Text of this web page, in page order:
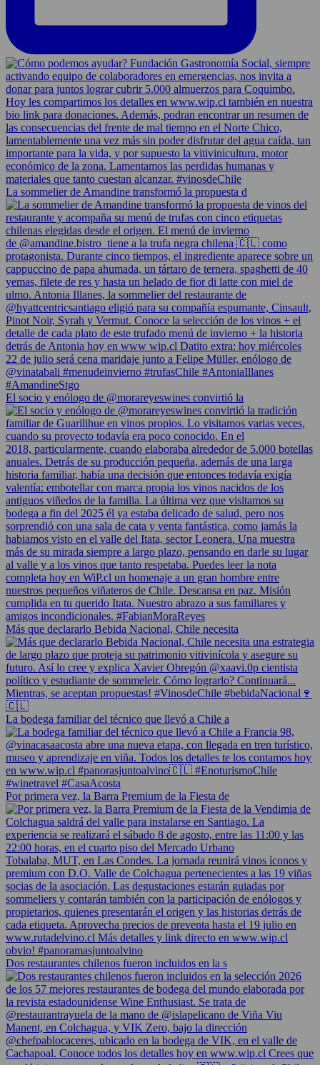
La sommelier de Amandine transformó la propuesta d
El socio y enólogo de @morareyeswines convirtió la
Más que declararlo Bebida Nacional, Chile necesita
La bodega familiar del técnico que llevó a Chile a
Por primera vez, la Barra Premium de la Fiesta de
Dos restaurantes chilenos fueron incluidos en la s